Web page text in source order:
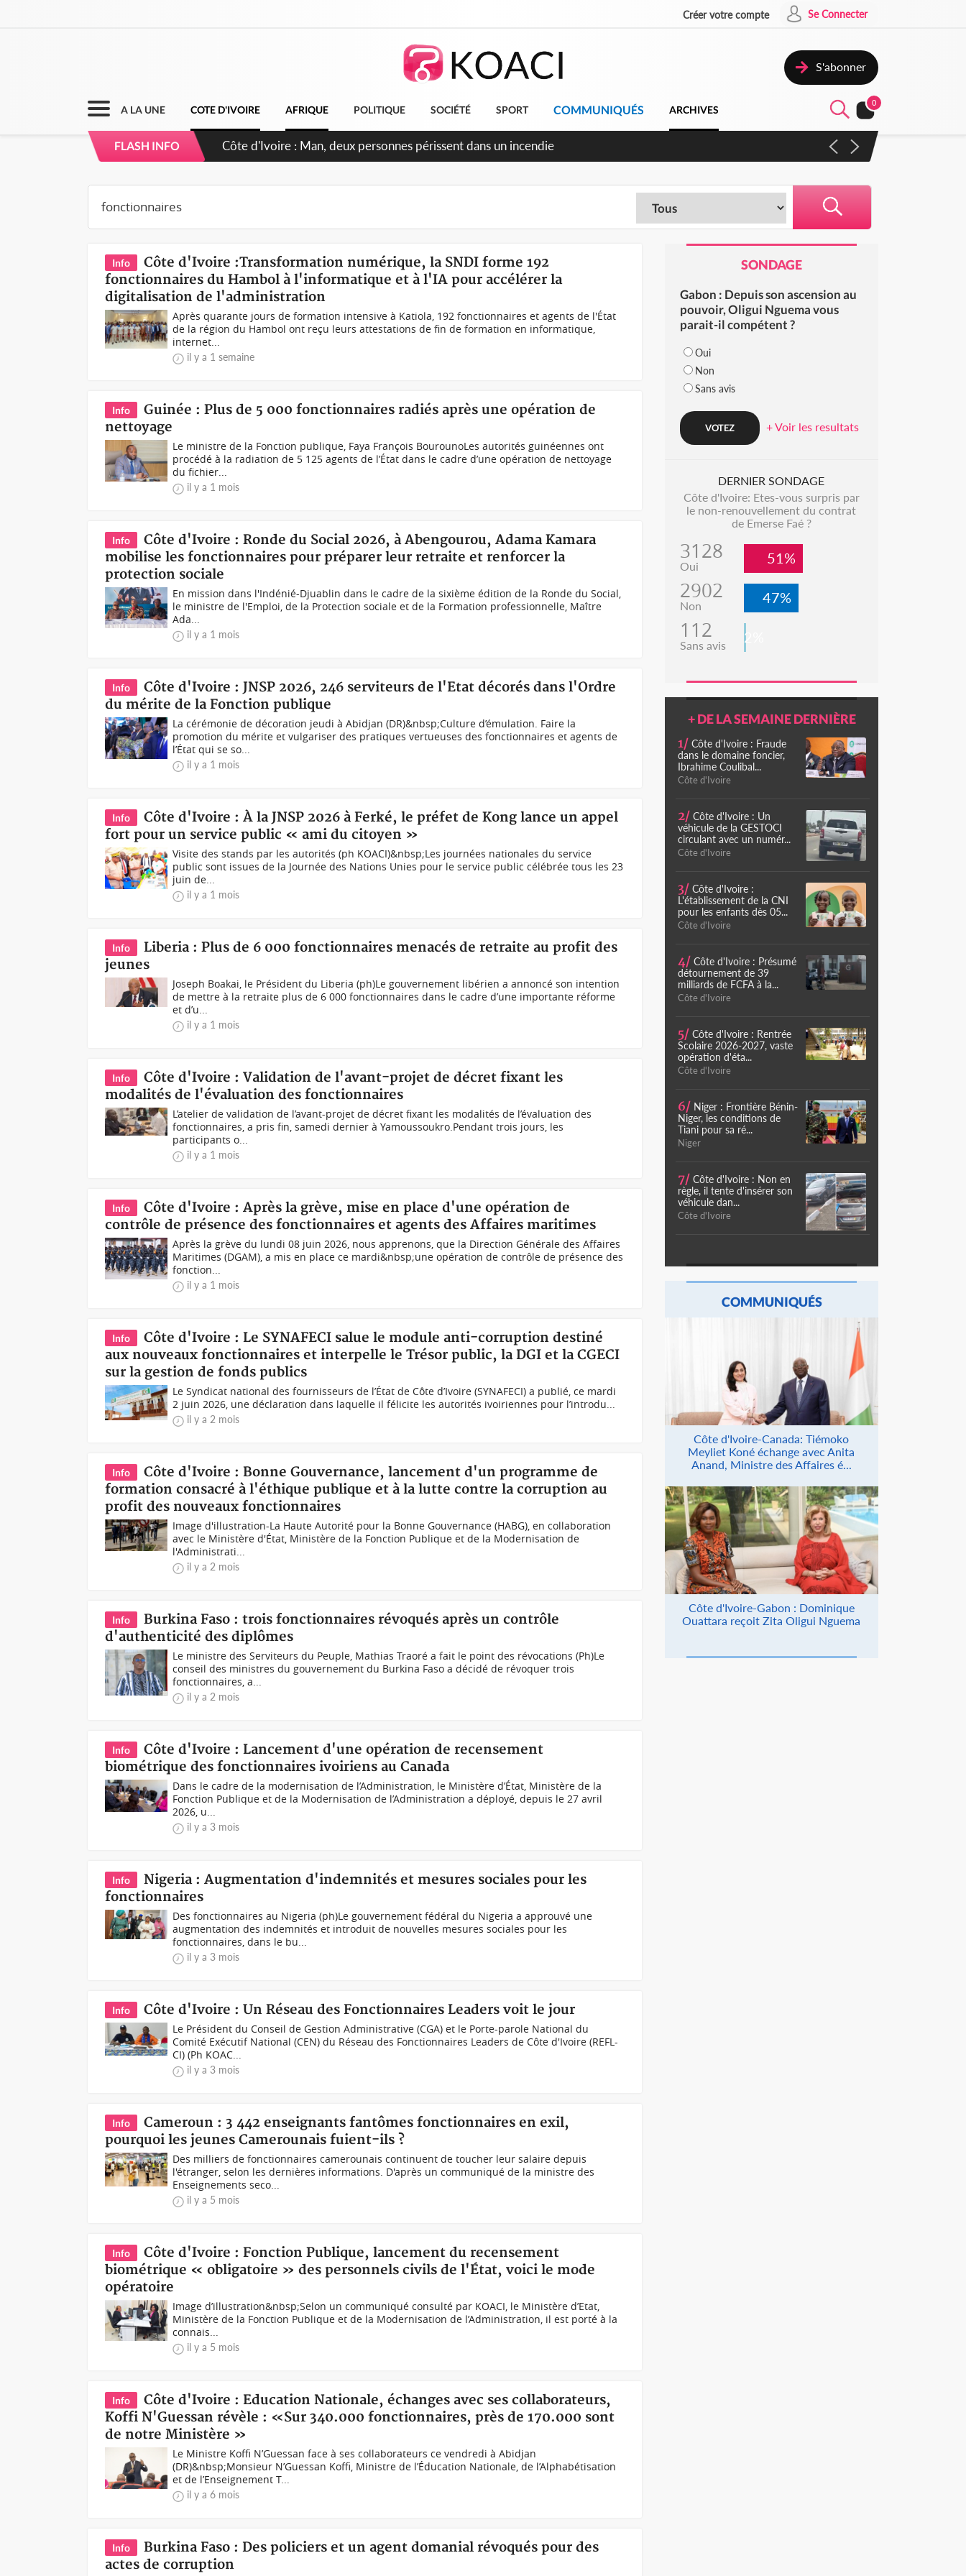
Créer votre compte Se Connecter
S'abonner
A LA UNE COTE D'IVOIRE AFRIQUE POLITIQUE SOCIÉTÉ SPORT COMMUNIQUÉS ARCHIVES
0
FLASH INFO
Côte d'Ivoire : Séileu, la célébration de la fête nationale transformée en vaste campagne contre les produits
Info
Côte d'Ivoire :Transformation numérique, la SNDI forme 192
fonctionnaires du Hambol à l'informatique et à l'IA pour accélérer la
digitalisation de l'administration
Après quarante jours de formation intensive à Katiola, 192 fonctionnaires et agents de l'État
de la région du Hambol ont reçu leurs attestations de fin de formation en informatique,
internet...
il y a 1 semaine
Info
Guinée : Plus de 5 000 fonctionnaires radiés après une opération de
nettoyage
Le ministre de la Fonction publique, Faya François BourounoLes autorités guinéennes ont
procédé à la radiation de 5 125 agents de l’État dans le cadre d’une opération de nettoyage
du fichier...
il y a 1 mois
Info
Côte d'Ivoire : Ronde du Social 2026, à Abengourou, Adama Kamara
mobilise les fonctionnaires pour préparer leur retraite et renforcer la
protection sociale
En mission dans l'Indénié-Djuablin dans le cadre de la sixième édition de la Ronde du Social,
le ministre de l'Emploi, de la Protection sociale et de la Formation professionnelle, Maître
Ada...
il y a 1 mois
Info
Côte d'Ivoire : JNSP 2026, 246 serviteurs de l'Etat décorés dans l'Ordre
du mérite de la Fonction publique
La cérémonie de décoration jeudi à Abidjan (DR)&nbsp;Culture d’émulation. Faire la
promotion du mérite et vulgariser des pratiques vertueuses des fonctionnaires et agents de
l’État qui se so...
il y a 1 mois
Info
Côte d'Ivoire : À la JNSP 2026 à Ferké, le préfet de Kong lance un appel
fort pour un service public « ami du citoyen »
Visite des stands par les autorités (ph KOACI)&nbsp;Les journées nationales du service
public sont issues de la Journée des Nations Unies pour le service public célébrée tous les 23
juin de...
il y a 1 mois
Info
Liberia : Plus de 6 000 fonctionnaires menacés de retraite au profit des
jeunes
Joseph Boakai, le Président du Liberia (ph)Le gouvernement libérien a annoncé son intention
de mettre à la retraite plus de 6 000 fonctionnaires dans le cadre d’une importante réforme
et d’u...
il y a 1 mois
Info
Côte d'Ivoire : Validation de l'avant-projet de décret fixant les
modalités de l'évaluation des fonctionnaires
L’atelier de validation de l’avant-projet de décret fixant les modalités de l’évaluation des
fonctionnaires, a pris fin, samedi dernier à Yamoussoukro.Pendant trois jours, les
participants o...
il y a 1 mois
Info
Côte d'Ivoire : Après la grève, mise en place d'une opération de
contrôle de présence des fonctionnaires et agents des Affaires maritimes
Après la grève du lundi 08 juin 2026, nous apprenons, que la Direction Générale des Affaires
Maritimes (DGAM), a mis en place ce mardi&nbsp;une opération de contrôle de présence des
fonction...
il y a 1 mois
Info
Côte d'Ivoire : Le SYNAFECI salue le module anti-corruption destiné
aux nouveaux fonctionnaires et interpelle le Trésor public, la DGI et la CGECI
sur la gestion de fonds publics
Le Syndicat national des fournisseurs de l’État de Côte d’Ivoire (SYNAFECI) a publié, ce mardi
2 juin 2026, une déclaration dans laquelle il félicite les autorités ivoiriennes pour l’introdu...
il y a 2 mois
Info
Côte d'Ivoire : Bonne Gouvernance, lancement d'un programme de
formation consacré à l'éthique publique et à la lutte contre la corruption au
profit des nouveaux fonctionnaires
Image d'illustration-La Haute Autorité pour la Bonne Gouvernance (HABG), en collaboration
avec le Ministère d'État, Ministère de la Fonction Publique et de la Modernisation de
l'Administrati...
il y a 2 mois
Info
Burkina Faso : trois fonctionnaires révoqués après un contrôle
d'authenticité des diplômes
Le ministre des Serviteurs du Peuple, Mathias Traoré a fait le point des révocations (Ph)Le
conseil des ministres du gouvernement du Burkina Faso a décidé de révoquer trois
fonctionnaires, a...
il y a 2 mois
Info
Côte d'Ivoire : Lancement d'une opération de recensement
biométrique des fonctionnaires ivoiriens au Canada
Dans le cadre de la modernisation de l’Administration, le Ministère d’État, Ministère de la
Fonction Publique et de la Modernisation de l’Administration a déployé, depuis le 27 avril
2026, u...
il y a 3 mois
Info
Nigeria : Augmentation d'indemnités et mesures sociales pour les
fonctionnaires
Des fonctionnaires au Nigeria (ph)Le gouvernement fédéral du Nigeria a approuvé une
augmentation des indemnités et introduit de nouvelles mesures sociales pour les
fonctionnaires, dans le bu...
il y a 3 mois
Info Côte d'Ivoire : Un Réseau des Fonctionnaires Leaders voit le jour
Le Président du Conseil de Gestion Administrative (CGA) et le Porte-parole National du
Comité Exécutif National (CEN) du Réseau des Fonctionnaires Leaders de Côte d'Ivoire (REFL-
CI) (Ph KOAC...
il y a 3 mois
Info
Cameroun : 3 442 enseignants fantômes fonctionnaires en exil,
pourquoi les jeunes Camerounais fuient-ils ?
Des milliers de fonctionnaires camerounais continuent de toucher leur salaire depuis
l'étranger, selon les dernières informations. D'après un communiqué de la ministre des
Enseignements seco...
il y a 5 mois
Info
Côte d'Ivoire : Fonction Publique, lancement du recensement
biométrique « obligatoire » des personnels civils de l'État, voici le mode
opératoire
Image d’illustration&nbsp;Selon un communiqué consulté par KOACI, le Ministère d’Etat,
Ministère de la Fonction Publique et de la Modernisation de l’Administration, il est porté à la
connais...
il y a 5 mois
Info
Côte d'Ivoire : Education Nationale, échanges avec ses collaborateurs,
Koffi N'Guessan révèle : «Sur 340.000 fonctionnaires, près de 170.000 sont
de notre Ministère »
Le Ministre Koffi N’Guessan face à ses collaborateurs ce vendredi à Abidjan
(DR)&nbsp;Monsieur N’Guessan Koffi, Ministre de l’Éducation Nationale, de l’Alphabétisation
et de l’Enseignement T...
il y a 6 mois
Info
Burkina Faso : Des policiers et un agent domanial révoqués pour des
actes de corruption
SONDAGE
Gabon : Depuis son ascension au
pouvoir, Oligui Nguema vous
parait-il compétent ?
Oui
Non
Sans avis
+ Voir les resultats
DERNIER SONDAGE
Côte d'Ivoire: Etes-vous surpris par
le non-renouvellement du contrat
de Emerse Faé ?
3128
Oui 51%
2902
Non 47%
112
Sans avis 2%
+ DE LA SEMAINE DERNIÈRE
1/ Côte d'Ivoire : Fraude
dans le domaine foncier,
Ibrahime Coulibal...
Côte d'Ivoire
2/ Côte d'Ivoire : Un
véhicule de la GESTOCI
circulant avec un numér...
Côte d'Ivoire
3/ Côte d'Ivoire :
L'établissement de la CNI
pour les enfants dès 05...
Côte d'Ivoire
4/ Côte d'Ivoire : Présumé
détournement de 39
milliards de FCFA à la...
Côte d'Ivoire
5/ Côte d'Ivoire : Rentrée
Scolaire 2026-2027, vaste
opération d'éta...
Côte d'Ivoire
6/ Niger : Frontière Bénin-
Niger, les conditions de
Tiani pour sa ré...
Niger
7/ Côte d'Ivoire : Non en
règle, il tente d'insérer son
véhicule dan...
Côte d'Ivoire
COMMUNIQUÉS
Côte d'Ivoire-Canada: Tiémoko
Meyliet Koné échange avec Anita
Anand, Ministre des Affaires é...
Côte d'Ivoire-Gabon : Dominique
Ouattara reçoit Zita Oligui Nguema